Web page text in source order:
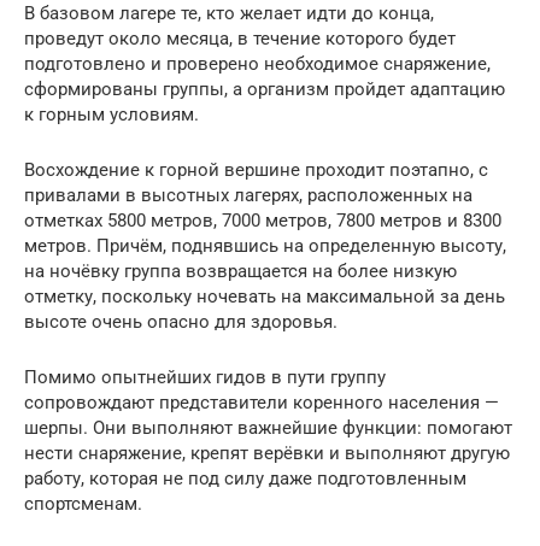
В базовом лагере те, кто желает идти до конца,
проведут около месяца, в течение которого будет
подготовлено и проверено необходимое снаряжение,
сформированы группы, а организм пройдет адаптацию
к горным условиям.
Восхождение к горной вершине проходит поэтапно, с
привалами в высотных лагерях, расположенных на
отметках 5800 метров, 7000 метров, 7800 метров и 8300
метров. Причём, поднявшись на определенную высоту,
на ночёвку группа возвращается на более низкую
отметку, поскольку ночевать на максимальной за день
высоте очень опасно для здоровья.
Помимо опытнейших гидов в пути группу
сопровождают представители коренного населения —
шерпы. Они выполняют важнейшие функции: помогают
нести снаряжение, крепят верёвки и выполняют другую
работу, которая не под силу даже подготовленным
спортсменам.